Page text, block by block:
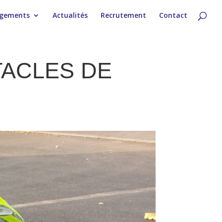
Actualités Recrutement Contact
DE